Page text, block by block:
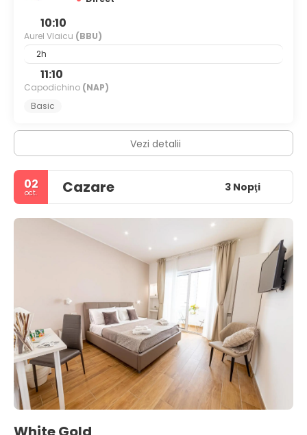
10:10
Aurel Vlaicu (BBU)
2h
11:10
Capodichino (NAP)
Basic
Vezi detalii
02
oct. Cazare 3 Nopţi